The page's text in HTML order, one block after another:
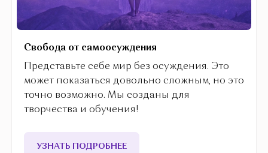
Свобода от самоосуждения
Представьте себе мир без осуждения. Это
может показаться довольно сложным, но это
точно возможно. Мы созданы для
творчества и обучения!
УЗНАТЬ ПОДРОБНЕЕ